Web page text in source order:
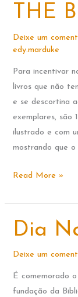
THE
Deixe um
edy.marduke
Para incentivar
livros que não
e se descortina
exemplares, são
ilustrado e com
mostrando que
THE
ON
THE
BUS
Read More »
Dia
Deixe um
É comemorado
fundação da